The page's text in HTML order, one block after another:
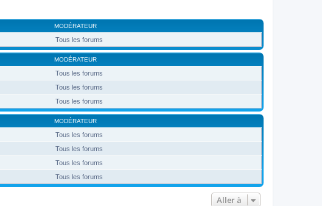
MODÉRATEUR
Tous les forums
MODÉRATEUR
Tous les forums
Tous les forums
Tous les forums
MODÉRATEUR
Tous les forums
Tous les forums
Tous les forums
Tous les forums
Aller à